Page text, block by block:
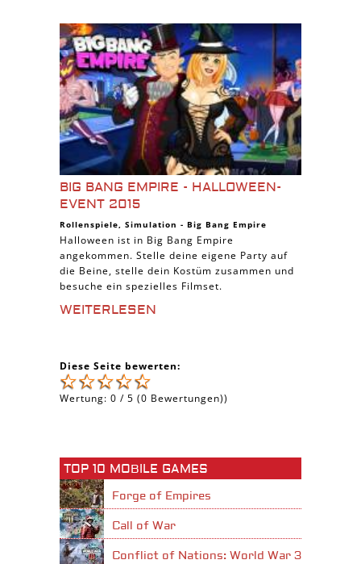
BIG BANG EMPIRE - HALLOWEEN-
EVENT 2015
Rollenspiele, Simulation - Big Bang Empire
Halloween ist in Big Bang Empire
angekommen. Stelle deine eigene Party auf
die Beine, stelle dein Kostüm zusammen und
besuche ein spezielles Filmset.
WEITERLESEN
Diese Seite bewerten:
Wertung: 0 / 5 (0 Bewertungen))
TOP 10 MOBILE GAMES
Forge of Empires
Call of War
Conflict of Nations: World War 3